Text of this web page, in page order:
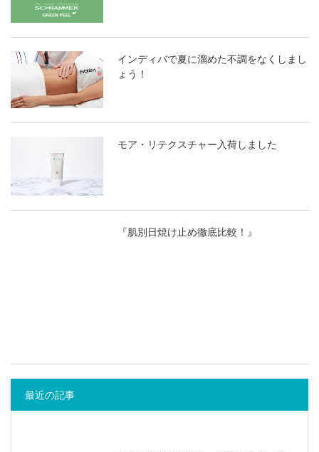
インディバで夏に溜めた不調をなくしまし
ょう！
モア・リテクスチャー入荷しました
『肌別日焼け止め徹底比較！』
最近の記事